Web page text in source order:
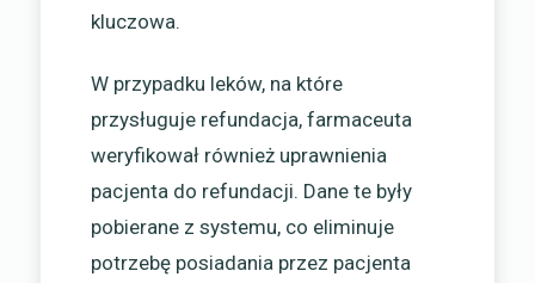
kluczowa.
W przypadku leków, na które
przysługuje refundacja, farmaceuta
weryfikował również uprawnienia
pacjenta do refundacji. Dane te były
pobierane z systemu, co eliminuje
potrzebę posiadania przez pacjenta